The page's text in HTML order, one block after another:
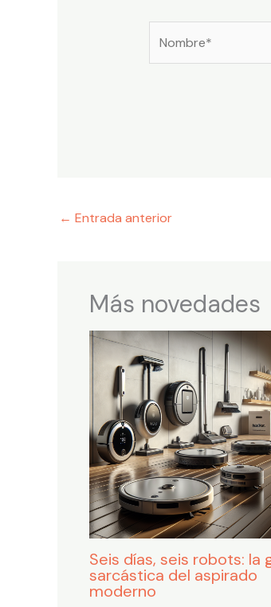
← Entrada anterior
Más novedades
Seis días, seis robots: la
sarcástica del aspirado
moderno